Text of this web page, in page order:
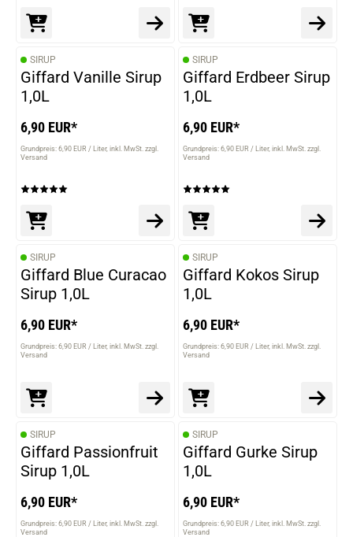
SIRUP
Giffard Vanille Sirup
1,0L
6,90 EUR*
Grundpreis: 6,90 EUR / Liter inkl. MwSt. zzgl.
Versand
SIRUP
Giffard Erdbeer Sirup
1,0L
6,90 EUR*
Grundpreis: 6,90 EUR / Liter inkl. MwSt. zzgl.
Versand
SIRUP
Giffard Blue Curacao
Sirup 1,0L
6,90 EUR*
Grundpreis: 6,90 EUR / Liter inkl. MwSt. zzgl.
Versand
SIRUP
Giffard Kokos Sirup
1,0L
6,90 EUR*
Grundpreis: 6,90 EUR / Liter inkl. MwSt. zzgl.
Versand
SIRUP
Giffard Passionfruit
Sirup 1,0L
6,90 EUR*
Grundpreis: 6,90 EUR / Liter inkl. MwSt. zzgl.
Versand
SIRUP
Giffard Gurke Sirup
1,0L
6,90 EUR*
Grundpreis: 6,90 EUR / Liter inkl. MwSt. zzgl.
Versand